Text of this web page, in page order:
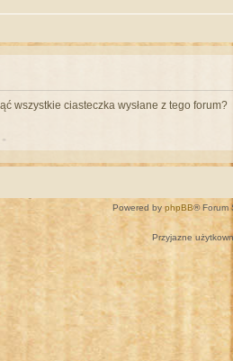
wszystkie ciasteczka wysłane z tego forum?
Powered by phpBB® Forum
Przyjazne